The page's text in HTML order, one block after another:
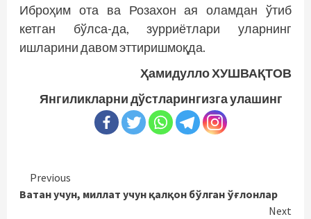
Иброҳим ота ва Розахон ая оламдан ўтиб
кетган бўлса-да, зурриётлари уларнинг
ишларини давом эттиришмоқда.
Ҳамидулло ХУШВАҚТОВ
Янгиликларни дўстларингизга улашинг
Continue
Reading
Previous
Ватан учун, миллат учун қалқон бўлган ўғлонлар
Next